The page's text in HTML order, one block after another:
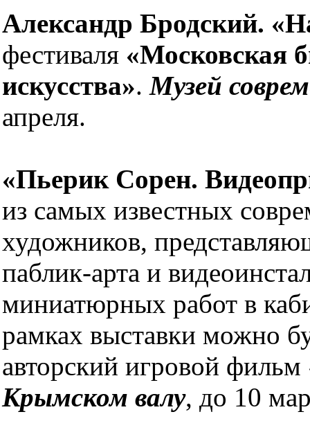
Александр Бродский.
фестиваля «Московская
искусства».Музей
апреля.
«Пьерик Сорен.
из самых известных
художников,
паблик-арта и
миниатюрных работ в
рамках выставки можно
авторский игровой фильм
Крымском валу, до 10